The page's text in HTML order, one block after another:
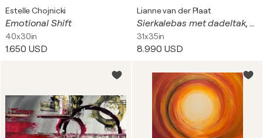
Estelle Chojnicki
Emotional Shift
40x30in
1.650 USD
Lianne van der Plaat
Sierkalebas met dadeltak, Ornamental gourd with date branch
31x35in
8.990 USD